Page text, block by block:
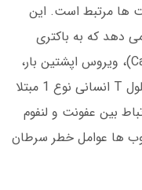
ها مرتبط است. این
دهد که به باکتری
کمپیلوباکتر ژژونی (Campylobacter jejuni)، ویروس اپشتین بار،
ویروس هپاتیت B یا ویروس لوسمی سلول T انسانی نوع 1 مبتلا
بین عفونت و لنفوم
ها عوامل خطر سرطان